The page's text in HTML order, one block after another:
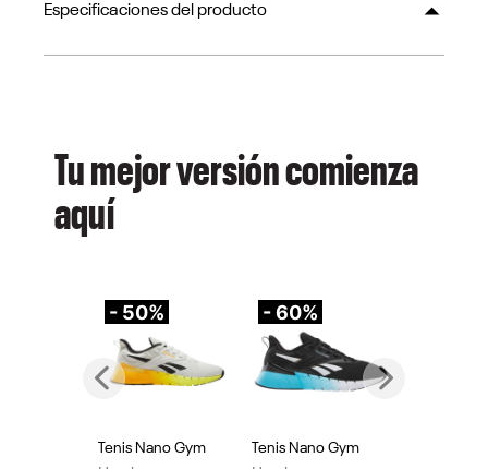
Especificaciones del producto
Tu mejor versión comienza
aquí
- 50%
Tenis Nano Gym
- 60%
Tenis Nano Gym
Previous